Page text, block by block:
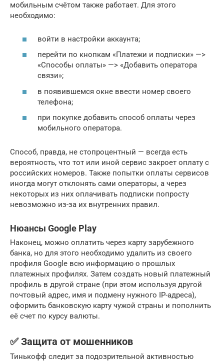
мобильным счётом также работает. Для этого
необходимо:
войти в настройки аккаунта;
перейти по кнопкам «Платежи и подписки» —>
«Способы оплаты» —> «Добавить оператора
связи»;
в появившемся окне ввести номер своего
телефона;
при покупке добавить способ оплаты через
мобильного оператора.
Способ, правда, не стопроцентный — всегда есть
вероятность, что тот или иной сервис закроет оплату с
российских номеров. Также попытки оплаты сервисов
иногда могут отклонять сами операторы, а через
некоторых из них оплачивать подписки попросту
невозможно из-за их внутренних правил.
Нюансы Google Play
Наконец, можно оплатить через карту зарубежного
банка, но для этого необходимо удалить из своего
профиля Google всю информацию о прошлых
платежных профилях. Затем создать новый платежный
профиль в другой стране (при этом используя другой
почтовый адрес, имя и подмену нужного IP-адреса),
оформить банковскую карту чужой страны и пополнить
её счет по курсу валюты.
✅ Защита от мошенников
Тинькофф следит за подозрительной активностью